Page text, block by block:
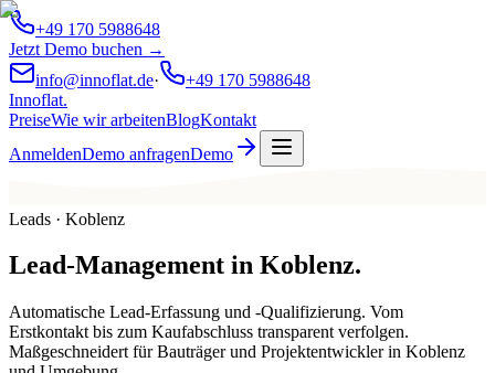
+49 170 5988648
Jetzt Demo buchen →
info@innoflat.de·
+49 170 5988648
Innoflat.
PreiseWie wir arbeitenBlogKontakt
AnmeldenDemo anfragenDemo
Leads · Koblenz
Lead-Management in Koblenz.
Automatische Lead-Erfassung und -Qualifizierung. Vom
Erstkontakt bis zum Kaufabschluss transparent verfolgen.
Maßgeschneidert für Bauträger und Projektentwickler in Koblenz